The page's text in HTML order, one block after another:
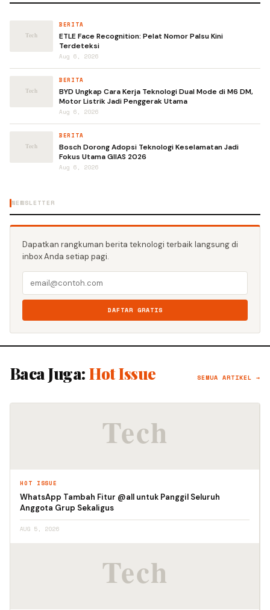
BERITA
ETLE Face Recognition: Pelat Nomor Palsu Kini
Terdeteksi
Aug 6, 2026
BERITA
BYD Ungkap Cara Kerja Teknologi Dual Mode di M6 DM,
Motor Listrik Jadi Penggerak Utama
Aug 6, 2026
BERITA
Bosch Dorong Adopsi Teknologi Keselamatan Jadi
Fokus Utama GIIAS 2026
Aug 6, 2026
NEWSLETTER
Dapatkan rangkuman berita teknologi terbaik langsung di
inbox Anda setiap pagi.
DAFTAR GRATIS
Baca Juga: Hot Issue SEMUA ARTIKEL →
HOT ISSUE
WhatsApp Tambah Fitur @all untuk Panggil Seluruh
Anggota Grup Sekaligus
AUG 5, 2026